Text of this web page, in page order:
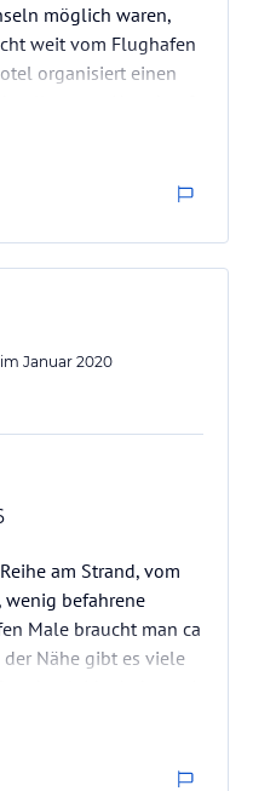
möglich waren,
weit vom Flughafen
organisiert einen
komfortabel, obwohl
Ich würde den
aber ich habe keine
befindet sich ein
Januar 2020
am Strand, vom
wenig befahrene
Male braucht man ca
Nähe gibt es viele
oder ein Cafe
Haus und
die Lobby, wie